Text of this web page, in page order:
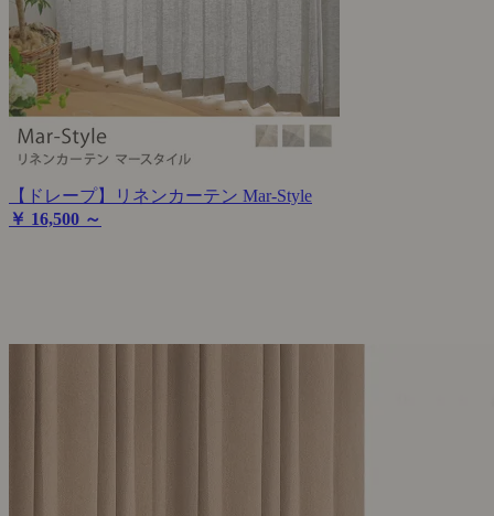
【ドレープ】リネンカーテン Mar-Style
￥ 16,500 ～